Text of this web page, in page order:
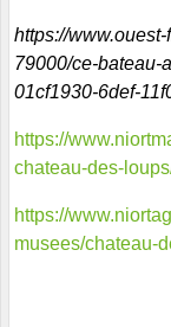
https://
79000/ce-bateau-
01cf1930-6def-
https://
chateau-des-
https://
musees/chateau-